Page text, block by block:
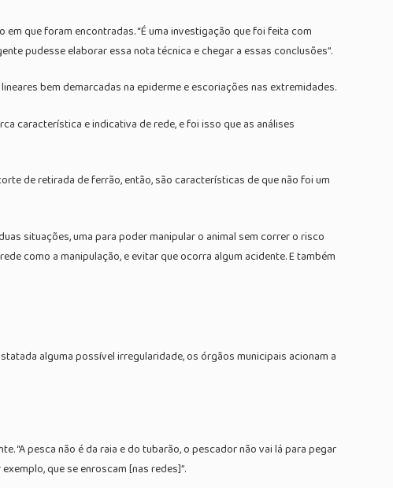
que foram encontradas. “É uma investigação que foi feita com
pudesse elaborar essa nota técnica e chegar a essas conclusões”.
bem demarcadas na epiderme e escoriações nas extremidades.
característica e indicativa de rede, e foi isso que as análises
de retirada de ferrão, então, são características de que não foi um
situações, uma para poder manipular o animal sem correr o risco
como a manipulação, e evitar que ocorra algum acidente. E também
alguma possível irregularidade, os órgãos municipais acionam a
“A pesca não é da raia e do tubarão, o pescador não vai lá para pegar
que se enroscam [nas redes]”.